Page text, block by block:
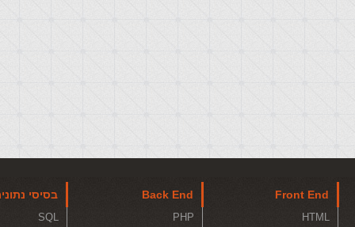
Front End
HTML
Back End
PHP
בסיסי
SQL